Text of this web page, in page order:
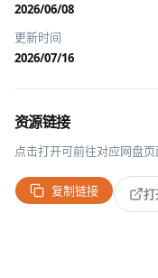
2026/06/08
更新时间
2026/07/16
资源链接
点击打开可前往对应网盘
复制链接 打